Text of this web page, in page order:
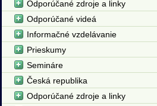
Odporúčané zdroje a linky
Odporúčané videá
Informačné vzdelávanie
Prieskumy
Semináre
Česká republika
Odporúčané zdroje a linky